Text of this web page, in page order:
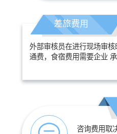
差旅费用
外部审核员在进行现场审核
通费，食宿费用需要企业
咨询费用取